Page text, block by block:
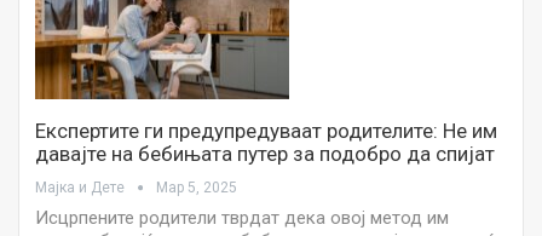
Експертите ги предупредуваат родителите: Не им
давајте на бебињата путер за подобро да спијат
Мајка и Дете Мар 5, 2025
Исцрпените родители тврдат дека овој метод им